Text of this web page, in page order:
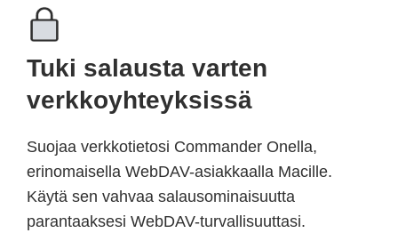
Tuki salausta varten
verkkoyhteyksissä
Suojaa verkkotietosi Commander Onella,
erinomaisella WebDAV-asiakkaalla Macille.
Käytä sen vahvaa salausominaisuutta
parantaaksesi WebDAV-turvallisuuttasi.